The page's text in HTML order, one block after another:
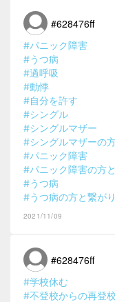
#628476ff
#パニック障害
#うつ病
#過呼吸
#動悸
#自分を許す
#シングル
#シングルマザー
#シングルマザーの
#パニック障害
#パニック障害の方
#うつ病
#うつ病の方と繋が
2021/11/09
#628476ff
#学校休む
#不登校からの再登